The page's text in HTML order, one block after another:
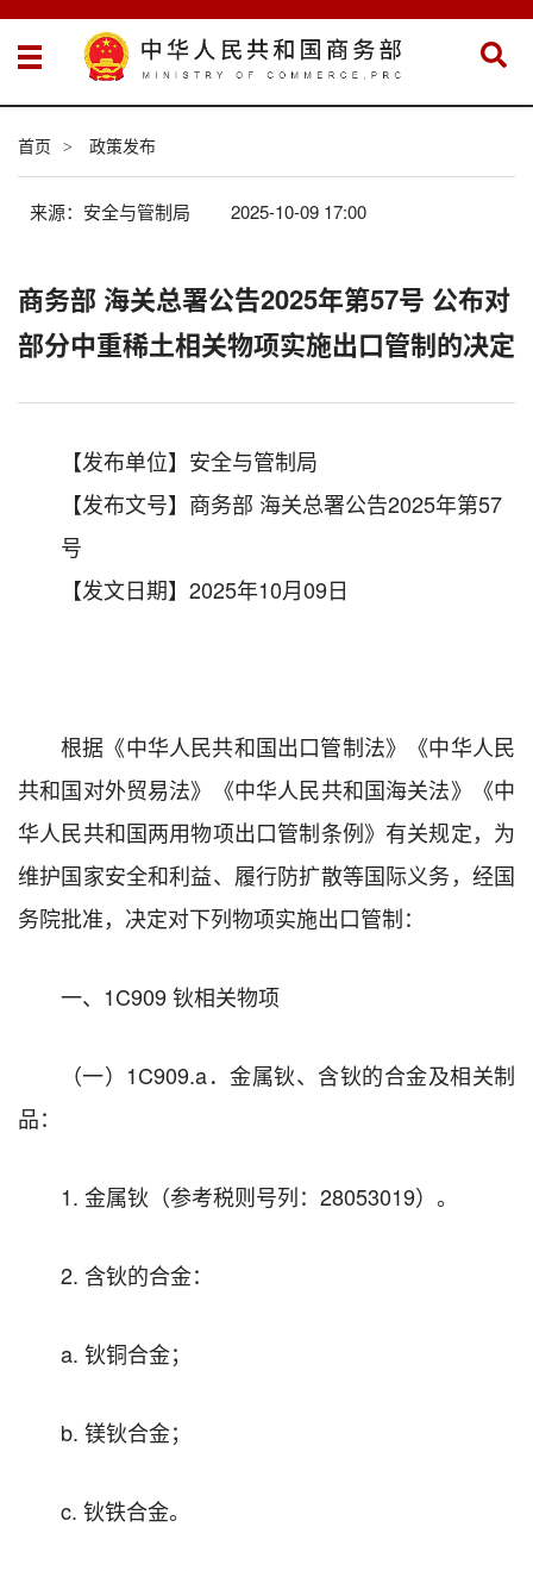
首页 > 政策发布
来源：安全与管制局 2025-10-09 17:00
商务部 海关总署公告2025年第57号 公布对
部分中重稀土相关物项实施出口管制的决定
【发布单位】安全与管制局
【发布文号】商务部 海关总署公告2025年第57
号
【发文日期】2025年10月09日
根据《中华人民共和国出口管制法》《中华人民
共和国对外贸易法》《中华人民共和国海关法》《中
华人民共和国两用物项出口管制条例》有关规定，为
维护国家安全和利益、履行防扩散等国际义务，经国
务院批准，决定对下列物项实施出口管制：
一、1C909 钬相关物项
（一）1C909.a．金属钬、含钬的合金及相关制
品：
1. 金属钬（参考税则号列：28053019）。
2. 含钬的合金：
a. 钬铜合金；
b. 镁钬合金；
c. 钬铁合金。